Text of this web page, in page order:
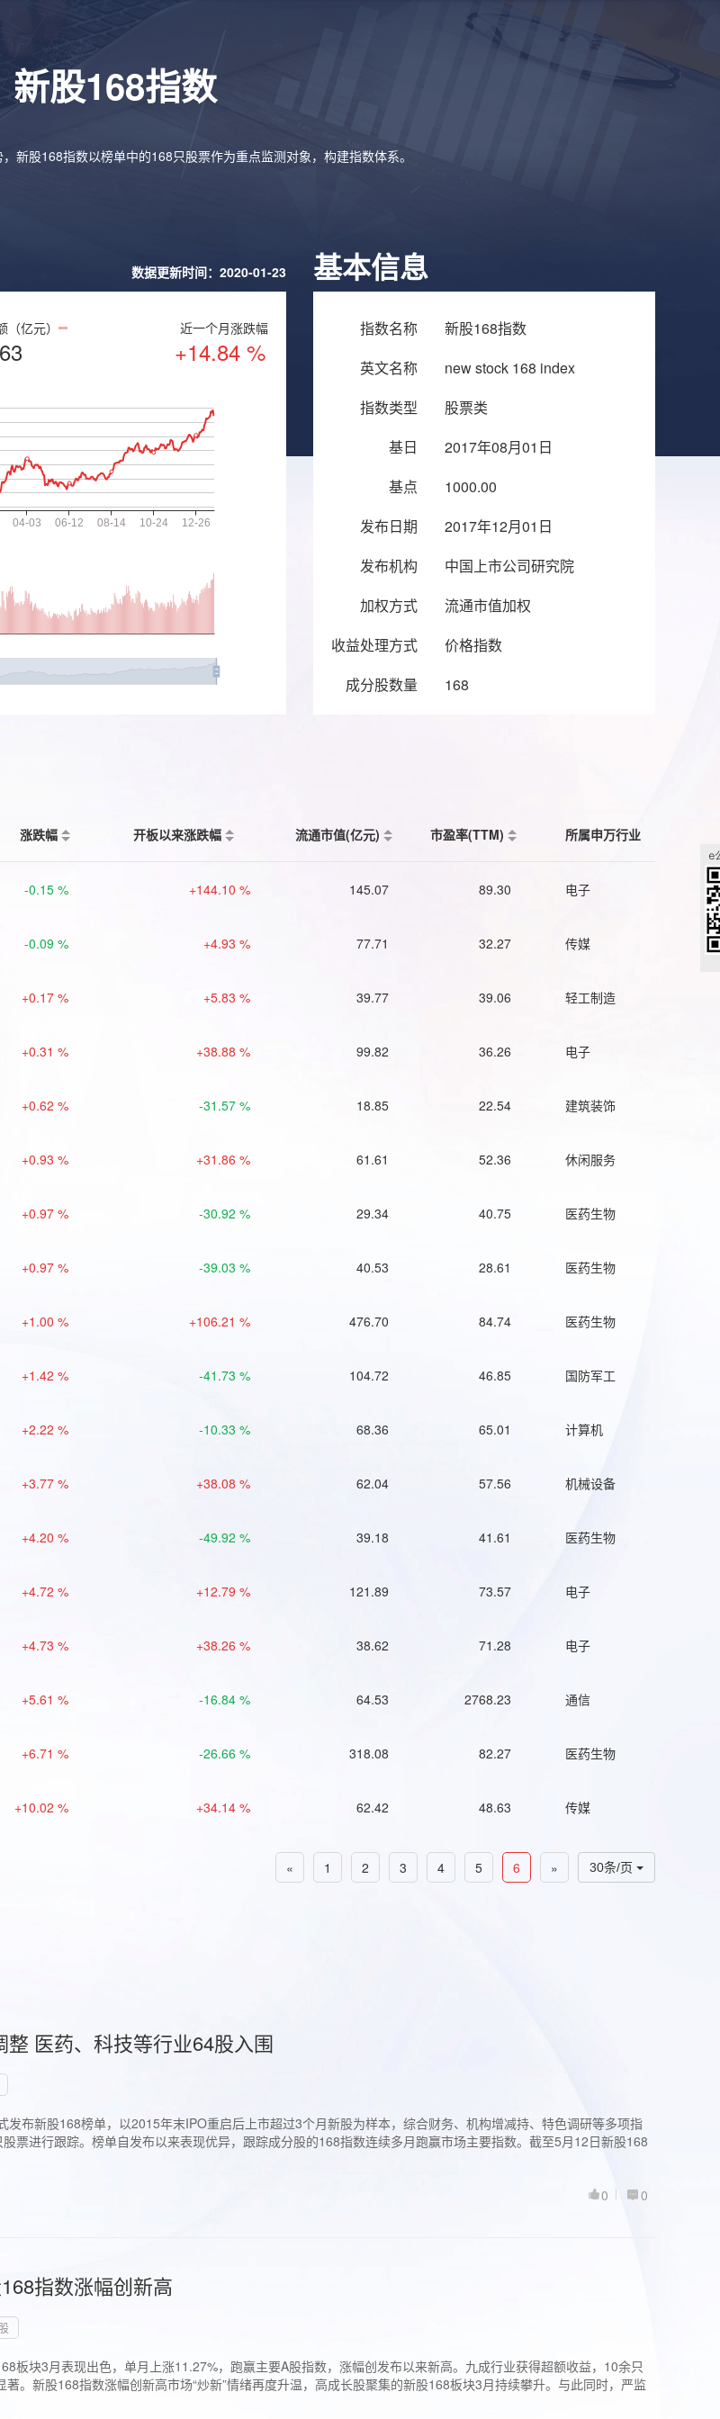
新股168指数
新股168指数以榜单中的168只股票作为重点监测对象，构建指数体系。
数据更新时间：2020-01-23
（亿元） 近一个月涨跌幅
+14.84 %
基本信息
指数名称
新股168指数
英文名称
new stock 168 index
指数类型
股票类
基日
2017年08月01日
基点
1000.00
发布日期
2017年12月01日
发布机构
中国上市公司研究院
加权方式
流通市值加权
收益处理方式
价格指数
成分股数量
168
涨跌幅 开板以来涨跌幅 流通市值(亿元) 市盈率(TTM) 所属申万行业
-0.15 % +144.10 % 145.07 89.30 电子
-0.09 % +4.93 % 77.71 32.27 传媒
+0.17 % +5.83 % 39.77 39.06 轻工制造
+0.31 % +38.88 % 99.82 36.26 电子
+0.62 % -31.57 % 18.85 22.54 建筑装饰
+0.93 % +31.86 % 61.61 52.36 休闲服务
+0.97 % -30.92 % 29.34 40.75 医药生物
+0.97 % -39.03 % 40.53 28.61 医药生物
+1.00 % +106.21 % 476.70 84.74 医药生物
+1.42 % -41.73 % 104.72 46.85 国防军工
+2.22 % -10.33 % 68.36 65.01 计算机
+3.77 % +38.08 % 62.04 57.56 机械设备
+4.20 % -49.92 % 39.18 41.61 医药生物
+4.72 % +12.79 % 121.89 73.57 电子
+4.73 % +38.26 % 38.62 71.28 电子
+5.61 % -16.84 % 64.53 2768.23 通信
+6.71 % -26.66 % 318.08 82.27 医药生物
+10.02 % +34.14 % 62.42 48.63 传媒
30条/页
« 1 2 3 4 5 6 »
医药、科技等行业64股入围
发布新股168榜单，以2015年末IPO重启后上市超过3个月新股为样本，综合财务、机构增减持、特色调研等多项指
票进行跟踪。榜单自发布以来表现优异，跟踪成分股的168指数连续多月跑赢市场主要指数。截至5月12日新股168
0
0
指数涨幅创新高
板块3月表现出色，单月上涨11.27%，跑赢主要A股指数，涨幅创发布以来新高。九成行业获得超额收益，10余只
。新股168指数涨幅创新高市场“炒新”情绪再度升温，高成长股聚集的新股168板块3月持续攀升。与此同时，严监